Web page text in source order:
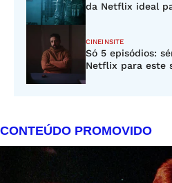
da Netflix ideal
CINEINSITE
Só 5 episódios:
Netflix para este